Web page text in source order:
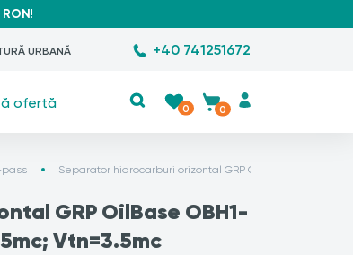
!
URBANĂ +40 741251672
ofertă 0 0
pass Separator hidrocarburi orizontal GRP OilBase OBH1-35LS
GRP OilBase OBH1-
Vtn=3.5mc